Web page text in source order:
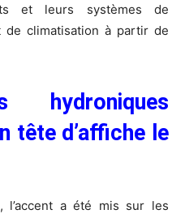
et leurs systèmes de
de climatisation à partir de
hydroniques
tête d’affiche le
l’accent a été mis sur les